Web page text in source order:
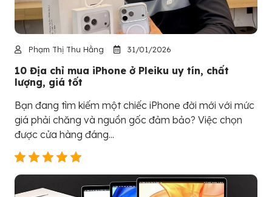
Phạm Thị Thu Hằng 31/01/2026
10 Địa chỉ mua iPhone ở Pleiku uy tín, chất
lượng, giá tốt
Bạn đang tìm kiếm một chiếc iPhone đời mới với mức
giá phải chăng và nguồn gốc đảm bảo? Việc chọn
được cửa hàng đáng...